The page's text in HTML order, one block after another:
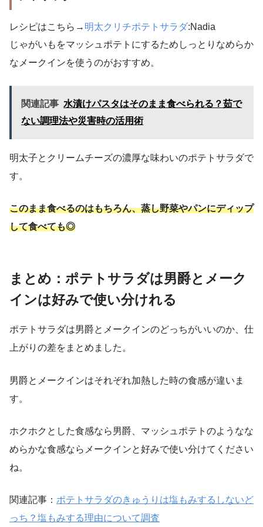
レシピはこちら→ 明太クリチポテトサラダ:Nadia
じゃがいもをマッシュポテトにするためしっとりなめらか
なメークインを使うのがおすすめ。
関連記事 水漬けパスタはそのまま食べられる？茹で
ない調理法や災害時の活用術
明太子とクリームチーズの濃厚な味わいのポテトサラダで
す。
このまま食べるのはもちろん、蒸し野菜やパンにディップ
して食べても◎
まとめ：ポテトサラダは男爵とメーク
インは好みで使い分けれる
ポテトサラダは男爵とメークインのどっちがいいのか、仕
上がりの差をまとめました。
男爵とメークインはそれぞれ加熱した時の食感が違いま
す。
ホクホクとした食感なら男爵、マッシュポテトのようなな
めらかな食感ならメークインと好みで使い分けてください
ね。
関連記事： ポテトサラダのきゅうりは塩もみするしないど
っち？塩もみする理由について調査